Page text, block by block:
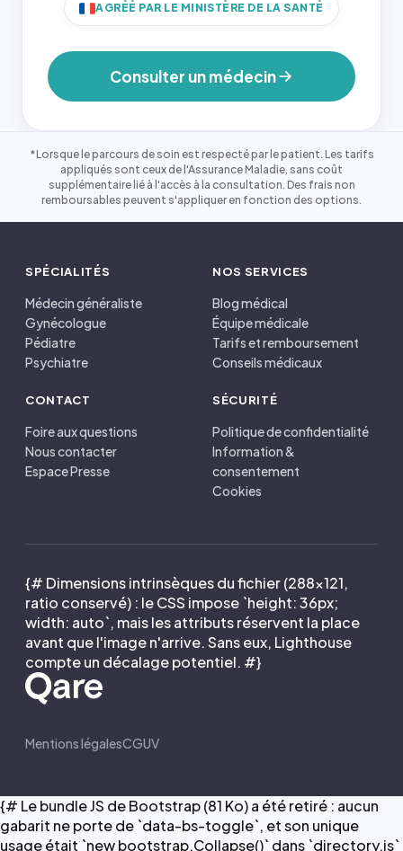
AGRÉÉ PAR LE MINISTÈRE DE LA SANTÉ
Consulter un médecin
*Lorsque le parcours de soin est respecté par le patient. Les tarifs
appliqués sont ceux de l'Assurance Maladie, sans coût
supplémentaire lié à l'accès à la consultation. Des frais non
remboursables peuvent s'appliquer en fonction des options.
SPÉCIALITÉS
Médecin généraliste
Gynécologue
Pédiatre
Psychiatre
NOS SERVICES
Blog médical
Équipe médicale
Tarifs et remboursement
Conseils médicaux
CONTACT
Foire aux questions
Nous contacter
Espace Presse
SÉCURITÉ
Politique de confidentialité
Information &
consentement
Cookies
{# Dimensions intrinsèques du fichier (288×121,
ratio conservé) : le CSS impose `height: 36px;
width: auto`, mais les attributs réservent la place
avant que l'image n'arrive. Sans eux, Lighthouse
compte un décalage potentiel. #}
Mentions légalesCGUV
{# Le bundle JS de Bootstrap (81 Ko) a été retiré : aucun
gabarit ne porte de `data-bs-toggle`, et son unique
usage était `new bootstrap.Collapse()` dans `directory.js`